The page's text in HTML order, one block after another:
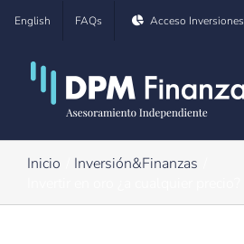
Saltar
contenido
English FAQs Acceso Inversiones
Inicio
Inversión&Finanzas